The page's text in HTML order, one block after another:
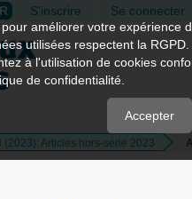
S'inscrire Se connecter
(2023): Articles hors-série 2023
améliorer votre expérience
utilisées respectent la
à l'utilisation de cookies
de confidentialité.
Accepter